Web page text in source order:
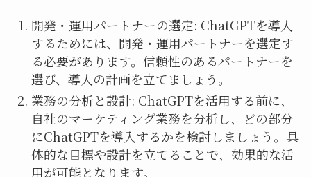
開発・運用パートナーの選定: ChatGPTを導入
するためには、開発・運用パートナーを選定す
る必要があります。信頼性のあるパートナーを
選び、導入の計画を立てましょう。
業務の分析と設計: ChatGPTを活用する前に、
自社のマーケティング業務を分析し、どの部分
にChatGPTを導入するかを検討しましょう。具
体的な目標や設計を立てることで、効果的な活
用が可能となります。